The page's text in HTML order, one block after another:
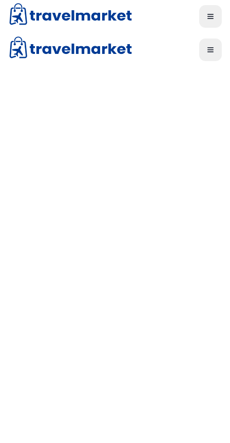
Skip to main content
Skip to main content